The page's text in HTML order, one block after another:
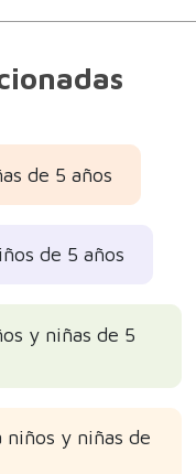
de 5 años
de 5 años
y niñas de 5
niños y niñas de